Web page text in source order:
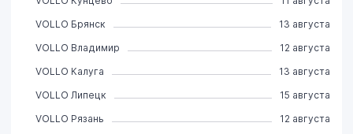
VOLLO Брянск
13 августа
VOLLO Владимир
12 августа
VOLLO Калуга
13 августа
VOLLO Липецк
15 августа
VOLLO Рязань
12 августа